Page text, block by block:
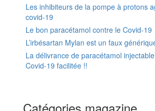
Les inhibiteurs de la pompe à protons
covid-19
Le bon paracétamol contre le Covid-19
L’irbésartan Mylan est un faux
La délivrance de paracétamol
Covid-19 facilitée !!